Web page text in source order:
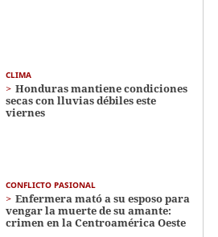
CLIMA
Honduras mantiene condiciones
secas con lluvias débiles este
viernes
CONFLICTO PASIONAL
Enfermera mató a su esposo para
vengar la muerte de su amante:
crimen en la Centroamérica Oeste